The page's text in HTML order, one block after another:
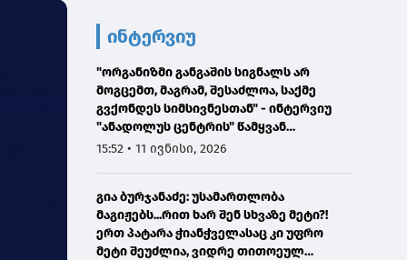
ინტერვიუ
"ორგანიზმი განგაშის სიგნალს არ
მოგცემთ, მაგრამ, შესაძლოა, საქმე
გვქონდეს სიმსივნესთან" - ინტერვიუ
"ანადოლუს ცენტრის" წამყვან
ონკოლოგთან
15:52 • 11 ივნისი, 2026
გია ბურჯანაძე: უსამართლობა
მაგიჟებს...რით ხარ შენ სხვაზე მეტი?!
ერთ პატარა ჭიანჭველასაც კი უფრო
მეტი შეუძლია, ვიდრე თითოეულ